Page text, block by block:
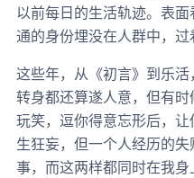
以前每日的生活轨迹。表
通的身份埋没在人群中，过
这些年，从《初言》到乐
转身都还算遂人意，但有
玩笑，逗你得意忘形后，
生狂妄，但一个人经历的
事，而这两样都同时在我